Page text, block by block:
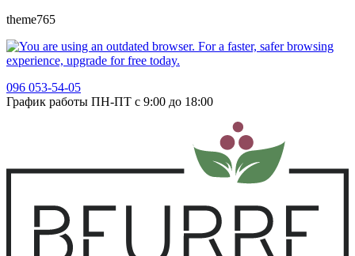
theme765
096 053-54-05
График работы ПН-ПТ с 9:00 до 18:00